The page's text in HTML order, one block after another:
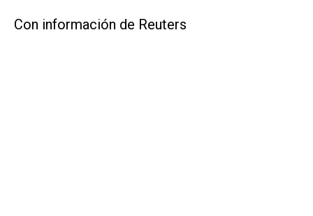
Con información de Reuters